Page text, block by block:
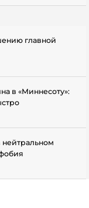
главной
в «Миннесоту»: